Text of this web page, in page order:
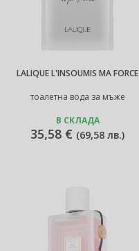
LALIQUE L'INSOUMIS MA FORCE
тоалетна вода за мъже
В СКЛАДА
35,58 € (69,58 лв.)